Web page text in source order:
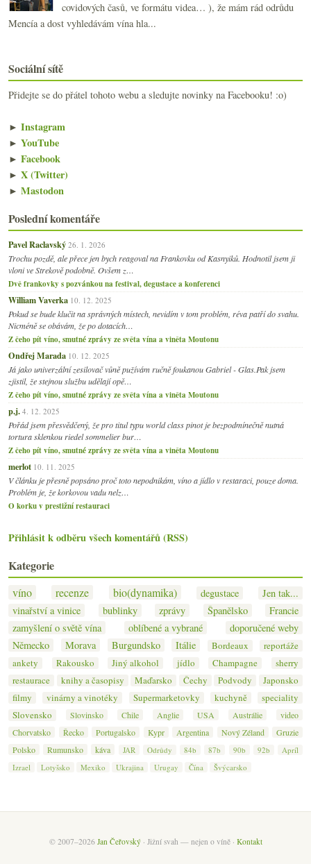
covidových časů, ve formátu videa… ), že mám rád odrůdu
Mencía a dost vyhledávám vína hla...
Sociální sítě
Přidejte se do přátel tohoto webu a sledujte novinky na Facebooku! :o)
► Instagram
► YouTube
► Facebook
► X (Twitter)
► Mastodon
Poslední komentáře
Pavel Raclavský 26. 1. 2026
Trochu pozdě, ale přece jen bych reagoval na Frankovku od Kasnyiků. Hodnotil jsem ji
vloni ve Strekově podobně. Ovšem z…
Dvě frankovky s pozvánkou na festival, degustace a konferenci
William Vaverka 10. 12. 2025
Pokud se bude klučit na správných místech, nevidím v tom problém, réva patří do svahu.
Nicméně se obávám, že po dotacích…
Z čeho pít víno, smutné zprávy ze světa vína a viněta Moutonu
Ondřej Marada 10. 12. 2025
Já jako univerzální zesilovač vůně pužívám ručně foukanou Gabriel - Glas.Pak jsem
zjistil, že stejnou službu udělají opě…
Z čeho pít víno, smutné zprávy ze světa vína a viněta Moutonu
p.j. 4. 12. 2025
Pořád jsem přesvědčený, že pro titul typu world class pinot je bezpodmínečně nutná
tortura sklenkou riedel sommelier bur…
Z čeho pít víno, smutné zprávy ze světa vína a viněta Moutonu
merlot 10. 11. 2025
V článku je přesně popsáno proč toto nepodnikám, víno a jídlo v restaraci, pouze doma.
Problém je, že korkovou vadu nelz…
O korku v prestižní restauraci
Přihlásit k odběru všech komentářů (RSS)
Kategorie
víno recenze bio(dynamika) degustace
Jen tak...
vinařství a vinice
bublinky zprávy Španělsko
Francie
zamyšlení o světě vína
oblíbené a vybrané
doporučené weby
Německo
Morava Burgundsko Itálie Bordeaux
reportáže
ankety
Rakousko Jiný alkohol jídlo Champagne
sherry
restaurace
knihy a časopisy Maďarsko Čechy Podvody
Japonsko
filmy
vinárny a vinotéky Supermarketovky kuchyně
speciality
Slovensko
Slovinsko Chile Anglie USA Austrálie
video
Chorvatsko
Řecko Portugalsko Kypr Argentina Nový Zéland
Gruzie
Polsko
Rumunsko káva JAR Odrůdy 84b 87b 90b 92b
Apríl
Izrael
Lotyšsko Mexiko Ukrajina Urugay Čína Švýcarsko
© 2007–2026 Jan Čeřovský· Jižní svah — nejen o víně · Kontakt